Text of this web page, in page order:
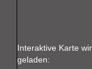
Interaktive Karte
geladen: